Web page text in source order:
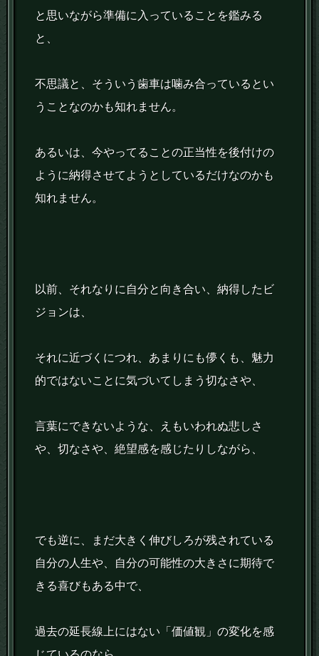
と思いながら準備に入っていることを鑑みる
と、
不思議と、そういう歯車は噛み合っているとい
うことなのかも知れません。
あるいは、今やってることの正当性を後付けの
ように納得させてようとしているだけなのかも
知れません。
以前、それなりに自分と向き合い、納得したビ
ジョンは、
それに近づくにつれ、あまりにも儚くも、魅力
的ではないことに気づいてしまう切なさや、
言葉にできないような、えもいわれぬ悲しさ
や、切なさや、絶望感を感じたりしながら、
でも逆に、まだ大きく伸びしろが残されている
自分の人生や、自分の可能性の大きさに期待で
きる喜びもある中で、
過去の延長線上にはない「価値観」の変化を感